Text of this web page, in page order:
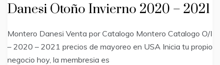
Danesi Otoño Invierno 2020 – 2021
Montero Danesi Venta por Catalogo Montero Catalogo O/I
– 2020 – 2021 precios de mayoreo en USA Inicia tu propio
negocio hoy, la membresia es